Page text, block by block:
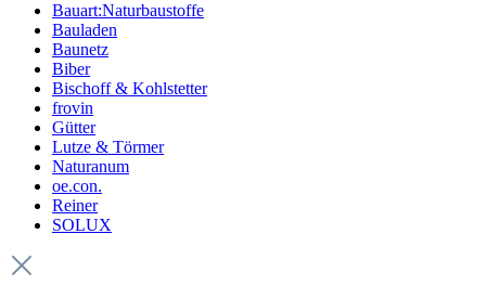
Bauart:Naturbaustoffe
Bauladen
Baunetz
Biber
Bischoff & Kohlstetter
frovin
Gütter
Lutze & Törmer
Naturanum
oe.con.
Reiner
SOLUX